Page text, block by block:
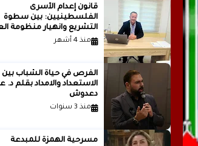
قانون إعدام الأسرى
الفلسطينيين: بين سطوة
التشريع وانهيار منظومة
الدولية...بقلم الدكتور وسيم
منذ 4 أشهر
الفرص في حياة الشباب بين
الاستعداد والامداد
دعدوش
منذ 3 سنوات
مسرحية الهمزة للمبدعة